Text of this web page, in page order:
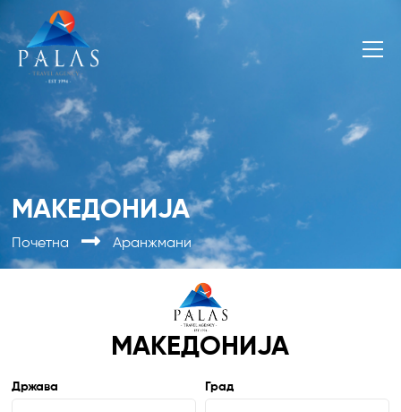
МАКЕДОНИЈА
Почетна Аранжмани
МАКЕДОНИЈА
Држава Град